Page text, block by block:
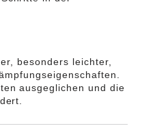
besonders leichter,
ausgeglichen und die